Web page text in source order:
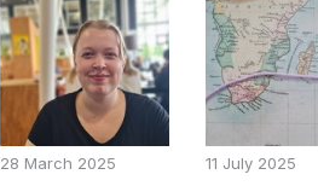
28 March 2025
11 July 2025